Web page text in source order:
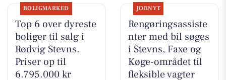
BOLIGMARKED
Top 6 over dyreste
boliger til salg i
Rødvig Stevns.
Priser op til
6.795.000 kr
JOBNYT
Rengøringsassiste
nter med bil søges
i Stevns, Faxe og
Køge-området til
fleksible vagter